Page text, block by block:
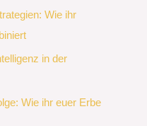
Wie ihr
in der
Wie ihr euer Erbe